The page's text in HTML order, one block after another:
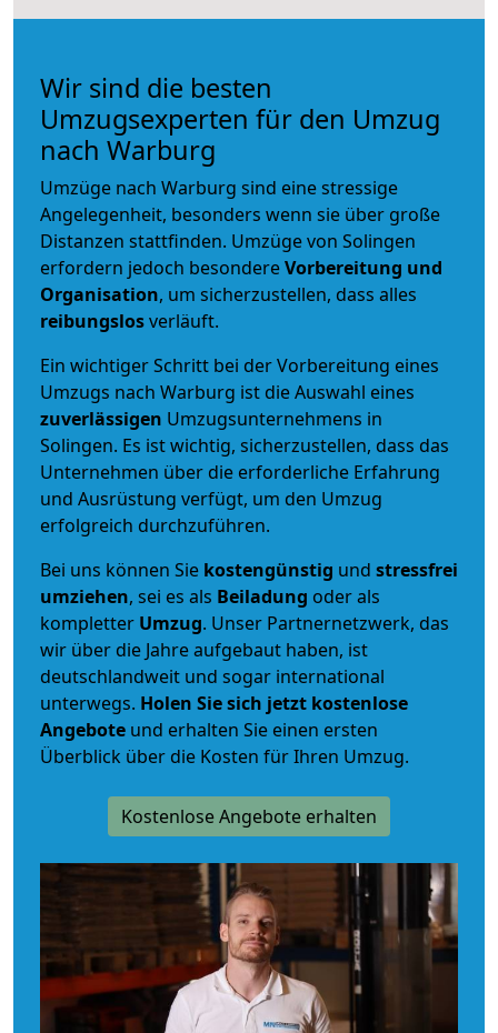
Wir sind die besten
Umzugsexperten für den Umzug
nach Warburg
Umzüge nach Warburg sind eine stressige
Angelegenheit, besonders wenn sie über große
Distanzen stattfinden. Umzüge von Solingen
erfordern jedoch besondereVorbereitung und
Organisation, um sicherzustellen, dass alles
reibungslosverläuft.
Ein wichtiger Schritt bei der Vorbereitung eines
Umzugs nach Warburg ist die Auswahl eines
zuverlässigen Umzugsunternehmens in
Solingen. Es ist wichtig, sicherzustellen, dass das
Unternehmen über die erforderliche Erfahrung
und Ausrüstung verfügt, um den Umzug
erfolgreich durchzuführen.
Bei uns können Sie kostengünstig und stressfrei
umziehen, sei es als Beiladung oder als
kompletter Umzug. Unser Partnernetzwerk, das
wir über die Jahre aufgebaut haben, ist
deutschlandweit und sogar international
unterwegs. Holen Sie sich jetzt kostenlose
Angebote und erhalten Sie einen ersten
Überblick über die Kosten für Ihren Umzug.
Kostenlose Angebote erhalten